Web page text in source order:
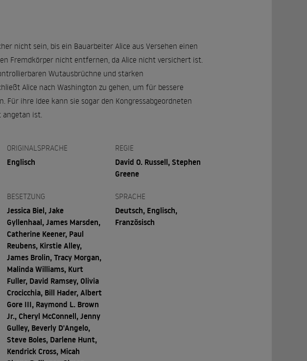
nicht sein, bis ein Bauarbeiter Alice aus Versehen einen
Fremdkörper nicht entfernen, da Alice nicht versichert ist.
Wutausbrüchne und starken
Alice nach Washington zu gehen, um für bessere
ihre Idee kann sie sogar den Kongressabgeordneten
angetan ist.
ORIGINALSPRACHE
Englisch
REGIE
David O. Russell, Stephen
Greene
BESETZUNG
Jessica Biel, Jake
Gyllenhaal, James Marsden,
Catherine Keener, Paul
Reubens, Kirstie Alley,
James Brolin, Tracy Morgan,
Malinda Williams, Kurt
Fuller, David Ramsey, Olivia
Crocicchia, Bill Hader, Albert
Gore III, Raymond L. Brown
Jr., Cheryl McConnell, Jenny
Gulley, Beverly D'Angelo,
Steve Boles, Darlene Hunt,
Kendrick Cross, Micah
SPRACHE
Deutsch, Englisch,
Französisch